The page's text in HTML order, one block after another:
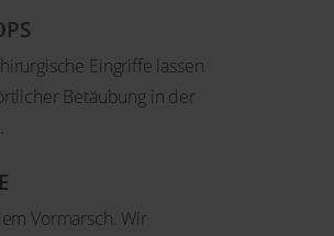
Eingriffe lassen
Betäubung in der
Vormarsch. Wir